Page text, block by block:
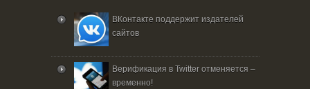
ВКонтакте поддержит издателей
сайтов
Верификация в Twitter отменяется –
временно!